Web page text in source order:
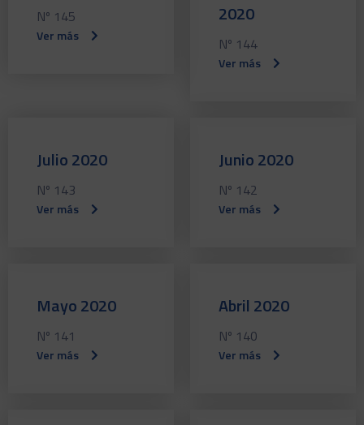
Nº 145
Ver más
2020
Nº 144
Ver más
Julio 2020
Nº 143
Ver más
Junio 2020
Nº 142
Ver más
Mayo 2020
Nº 141
Ver más
Abril 2020
Nº 140
Ver más